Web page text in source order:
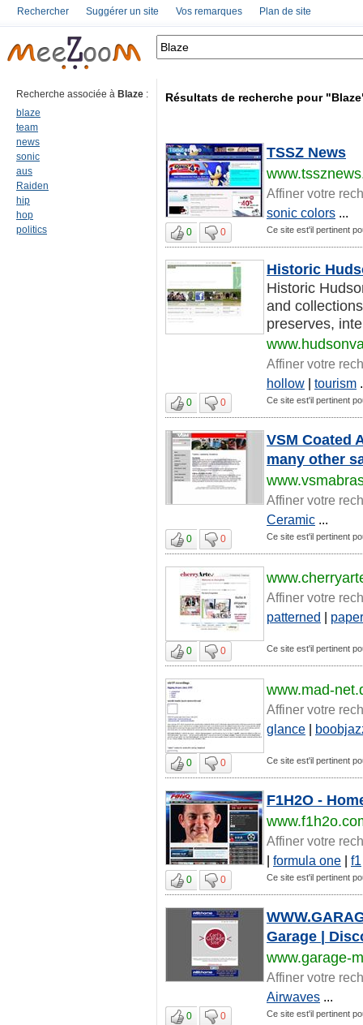
Rechercher Suggérer un site Vos remarques Plan de site
Recherche associée à Blaze :
blaze
team
news
sonic
aus
Raiden
hip
hop
politics
Résultats de recherche pour
TSSZ News
Affiner votre
sonic colors ...
0 0 Ce site est'il pertinent
Historic
Historic
and
preserves,
Affiner votre
hollow | tourism
0 0 Ce site est'il pertinent
VSM Coated
many other
Affiner votre
Ceramic ...
0 0 Ce site est'il pertinent
Affiner votre
patterned | paper
0 0 Ce site est'il pertinent
www.mad-
Affiner votre
glance |
0 0 Ce site est'il pertinent
F1H2O -
Affiner votre
| formula one | f1
0 0 Ce site est'il pertinent
Garage |
www.garage-
Affiner votre
Airwaves ...
0 0 Ce site est'il pertinent